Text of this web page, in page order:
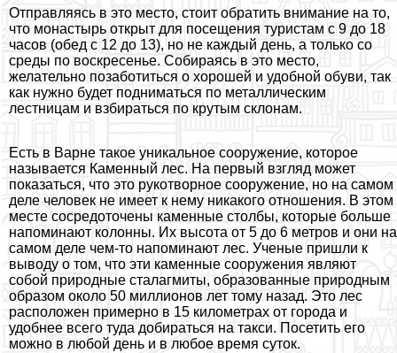
Отправляясь в это место, стоит обратить внимание на то,
что монастырь открыт для посещения туристам с 9 до 18
часов (обед с 12 до 13), но не каждый день, а только со
среды по воскресенье. Собираясь в это место,
желательно позаботиться о хорошей и удобной обуви, так
как нужно будет подниматься по металлическим
лестницам и взбираться по крутым склонам.
Есть в Варне такое уникальное сооружение, которое
называется Каменный лес. На первый взгляд может
показаться, что это рукотворное сооружение, но на самом
деле человек не имеет к нему никакого отношения. В этом
месте сосредоточены каменные столбы, которые больше
напоминают колонны. Их высота от 5 до 6 метров и они на
самом деле чем-то напоминают лес. Ученые пришли к
выводу о том, что эти каменные сооружения являют
собой природные сталагмиты, образованные природным
образом около 50 миллионов лет тому назад. Это лес
расположен примерно в 15 километрах от города и
удобнее всего туда добираться на такси. Посетить его
можно в любой день и в любое время суток.